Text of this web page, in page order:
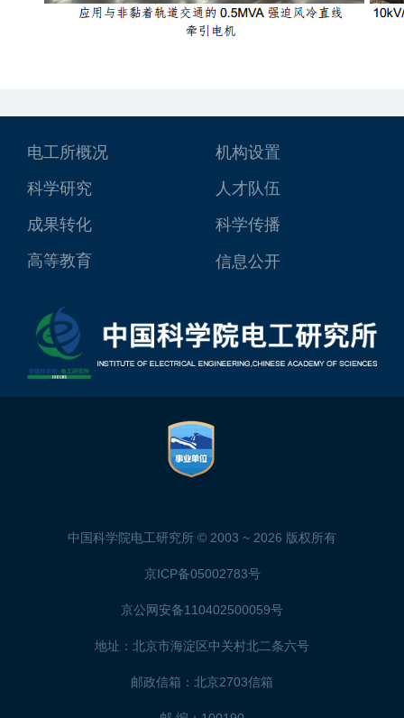
电工所概况
机构设置
科学研究
人才队伍
成果转化
科学传播
高等教育
信息公开
中国科学院电工研究所 © 2003 ~ 2026 版权所有
京ICP备05002783号
京公网安备110402500059号
地址：北京市海淀区中关村北二条六号
邮政信箱：北京2703信箱